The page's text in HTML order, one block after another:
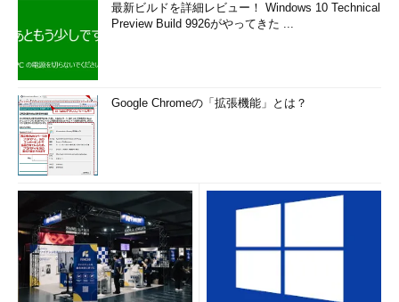
最新ビルドを詳細レビュー！ Windows 10 Technical
Preview Build 9926がやってきた ...
Google Chromeの「拡張機能」とは？